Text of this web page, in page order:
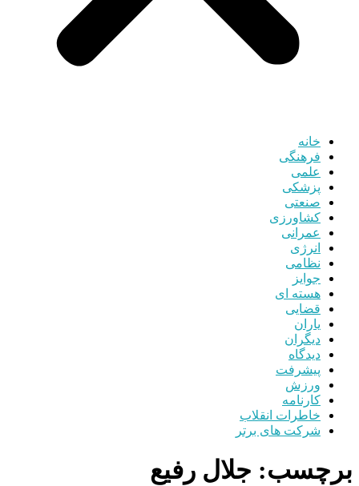
خانه
فرهنگی
علمی
پزشکی
صنعتی
کشاورزی
عمرانی
انرژی
نظامی
جوایز
هسته ای
قضایی
یاران
دیگران
دیدگاه
پیشرفت
ورزش
کارنامه
خاطرات انقلاب
شرکت های برتر
برچسب: جلال رفیع